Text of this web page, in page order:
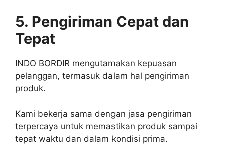
5. Pengiriman Cepat dan
Tepat
INDO BORDIR mengutamakan kepuasan
pelanggan, termasuk dalam hal pengiriman
produk.
Kami bekerja sama dengan jasa pengiriman
terpercaya untuk memastikan produk sampai
tepat waktu dan dalam kondisi prima.